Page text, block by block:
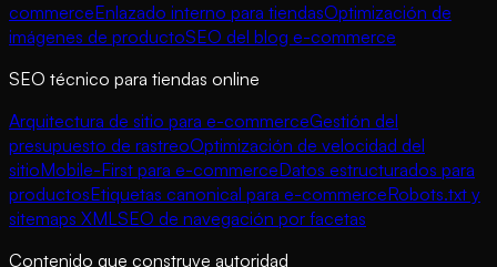
commerceEnlazado interno para tiendasOptimización de
imágenes de productoSEO del blog e-commerce
SEO técnico para tiendas online
Arquitectura de sitio para e-commerceGestión del
presupuesto de rastreoOptimización de velocidad del
sitioMobile-First para e-commerceDatos estructurados para
productosEtiquetas canonical para e-commerceRobots.txt y
sitemaps XMLSEO de navegación por facetas
Contenido que construye autoridad